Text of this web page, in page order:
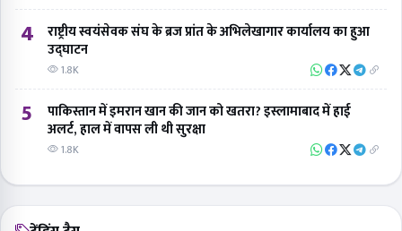
4
राष्ट्रीय स्वयंसेवक संघ के ब्रज प्रांत के अभिलेखागार कार्यालय का हुआ
उद्घाटन
1.8K
5
पाकिस्तान में इमरान खान की जान को खतरा? इस्लामाबाद में हाई
अलर्ट, हाल में वापस ली थी सुरक्षा
1.8K